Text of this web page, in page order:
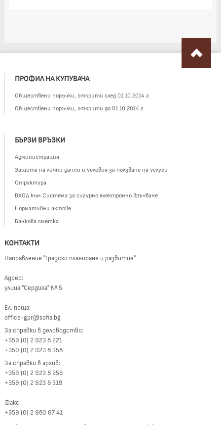
ПРОФИЛ НА КУПУВАЧА
Обществени поръчки, открити след 01.10.2014 г.
Обществени поръчки, открити до 01.10.2014 г.
БЪРЗИ ВРЪЗКИ
Администрация
Защита на лични данни и условия за ползване на услуги
Структура
ВХОД към Система за сигурно електронно връчване
Нормативни актове
Банкова сметка
КОНТАКТИ
Направление "Градско планиране и развитие"
Адрес:
улица "Сердика" № 5.
Ел. поща:
office-gpr@sofia.bg
За справки в деловодство:
+359 (0) 2 923 8 221
+359 (0) 2 923 8 358
За справки в архив:
+359 (0) 2 923 8 256
+359 (0) 2 923 8 319
Факс:
+359 (0) 2 980 67 41